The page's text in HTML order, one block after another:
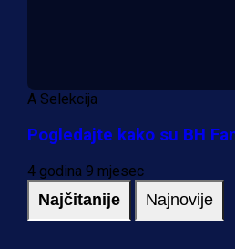
A Selekcija
Pogledajte kako su BH
4 godina 9 mjesec
Najčitanije Najnovije